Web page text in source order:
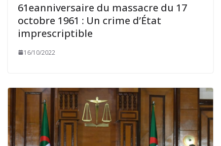
61eanniversaire du massacre du 17
octobre 1961 : Un crime d’État
imprescriptible
16/10/2022